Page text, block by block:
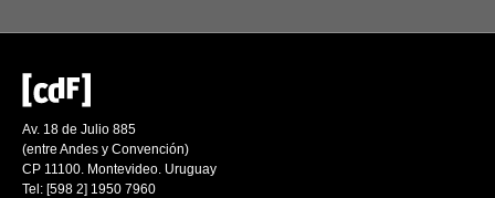
Av. 18 de Julio 885
(entre Andes y Convención)
CP 11100. Montevideo. Uruguay
Tel: [598 2] 1950 7960